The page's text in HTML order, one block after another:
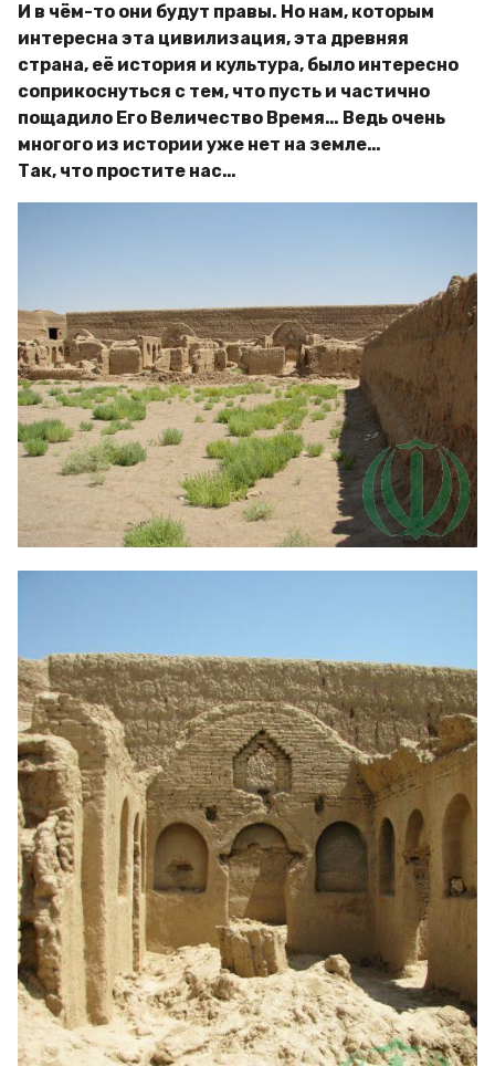
И в чём-то они будут правы. Но нам, которым
интересна эта цивилизация, эта древняя
страна, её история и культура, было интересно
соприкоснуться с тем, что пусть и частично
пощадило Его Величество Время… Ведь очень
многого из истории уже нет на земле…
Так, что простите нас…